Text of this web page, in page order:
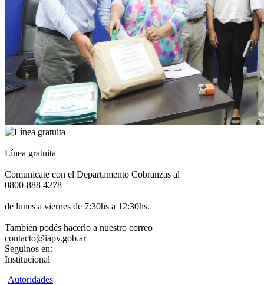
Línea gratuita
Comunicate con el Departamento Cobranzas al
0800-888 4278
de lunes a viernes de 7:30hs a 12:30hs.
También podés hacerlo a nuestro correo
contacto@iapv.gob.ar
Seguinos en:
Institucional
Autoridades